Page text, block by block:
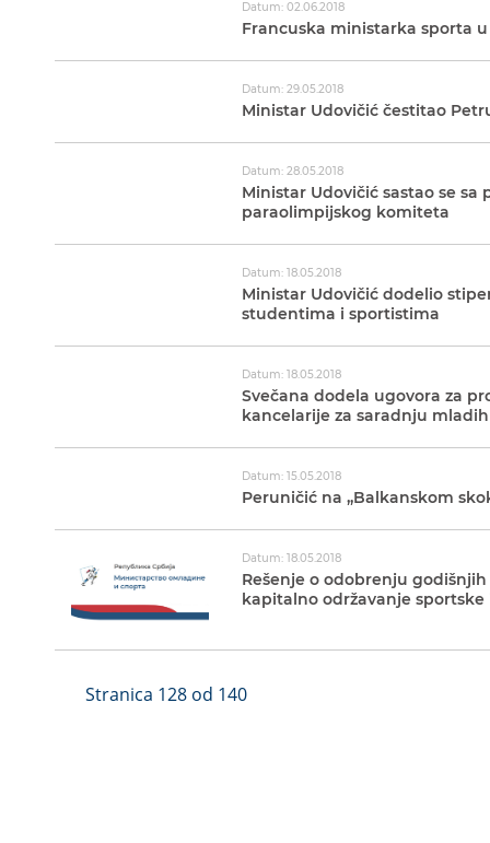
Datum: 02.06.2018
Francuska ministarka sporta
Datum: 29.05.2018
Ministar Udovičić čestitao
Datum: 28.05.2018
Ministar Udovičić sastao se
paraolimpijskog komiteta
Datum: 18.05.2018
Ministar Udovičić dodelio
studentima i sportistima
Datum: 18.05.2018
Svečana dodela ugovora za
kancelarije za saradnju mladih
Datum: 15.05.2018
Peruničić na „Balkanskom
Datum: 18.05.2018
Rešenje o odobrenju
kapitalno održavanje
Stranica 128 od 140